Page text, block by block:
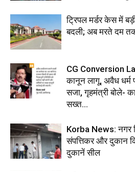
ट्रिपल मर्डर केस में
बदली; अब मरते दम
CG Conversion
कानून लागू, अवैध धर्म
सजा, गृहमंत्री बोले-
सख्त...
Korba News: नगर
संपत्तिकर और दुकान
दुकानें सील